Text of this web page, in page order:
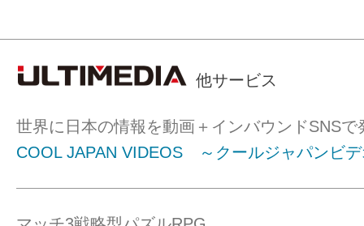
他サービス
世界に日本の情報を動画＋インバウンドSNSで
COOL JAPAN VIDEOS ～クールジャパンビ